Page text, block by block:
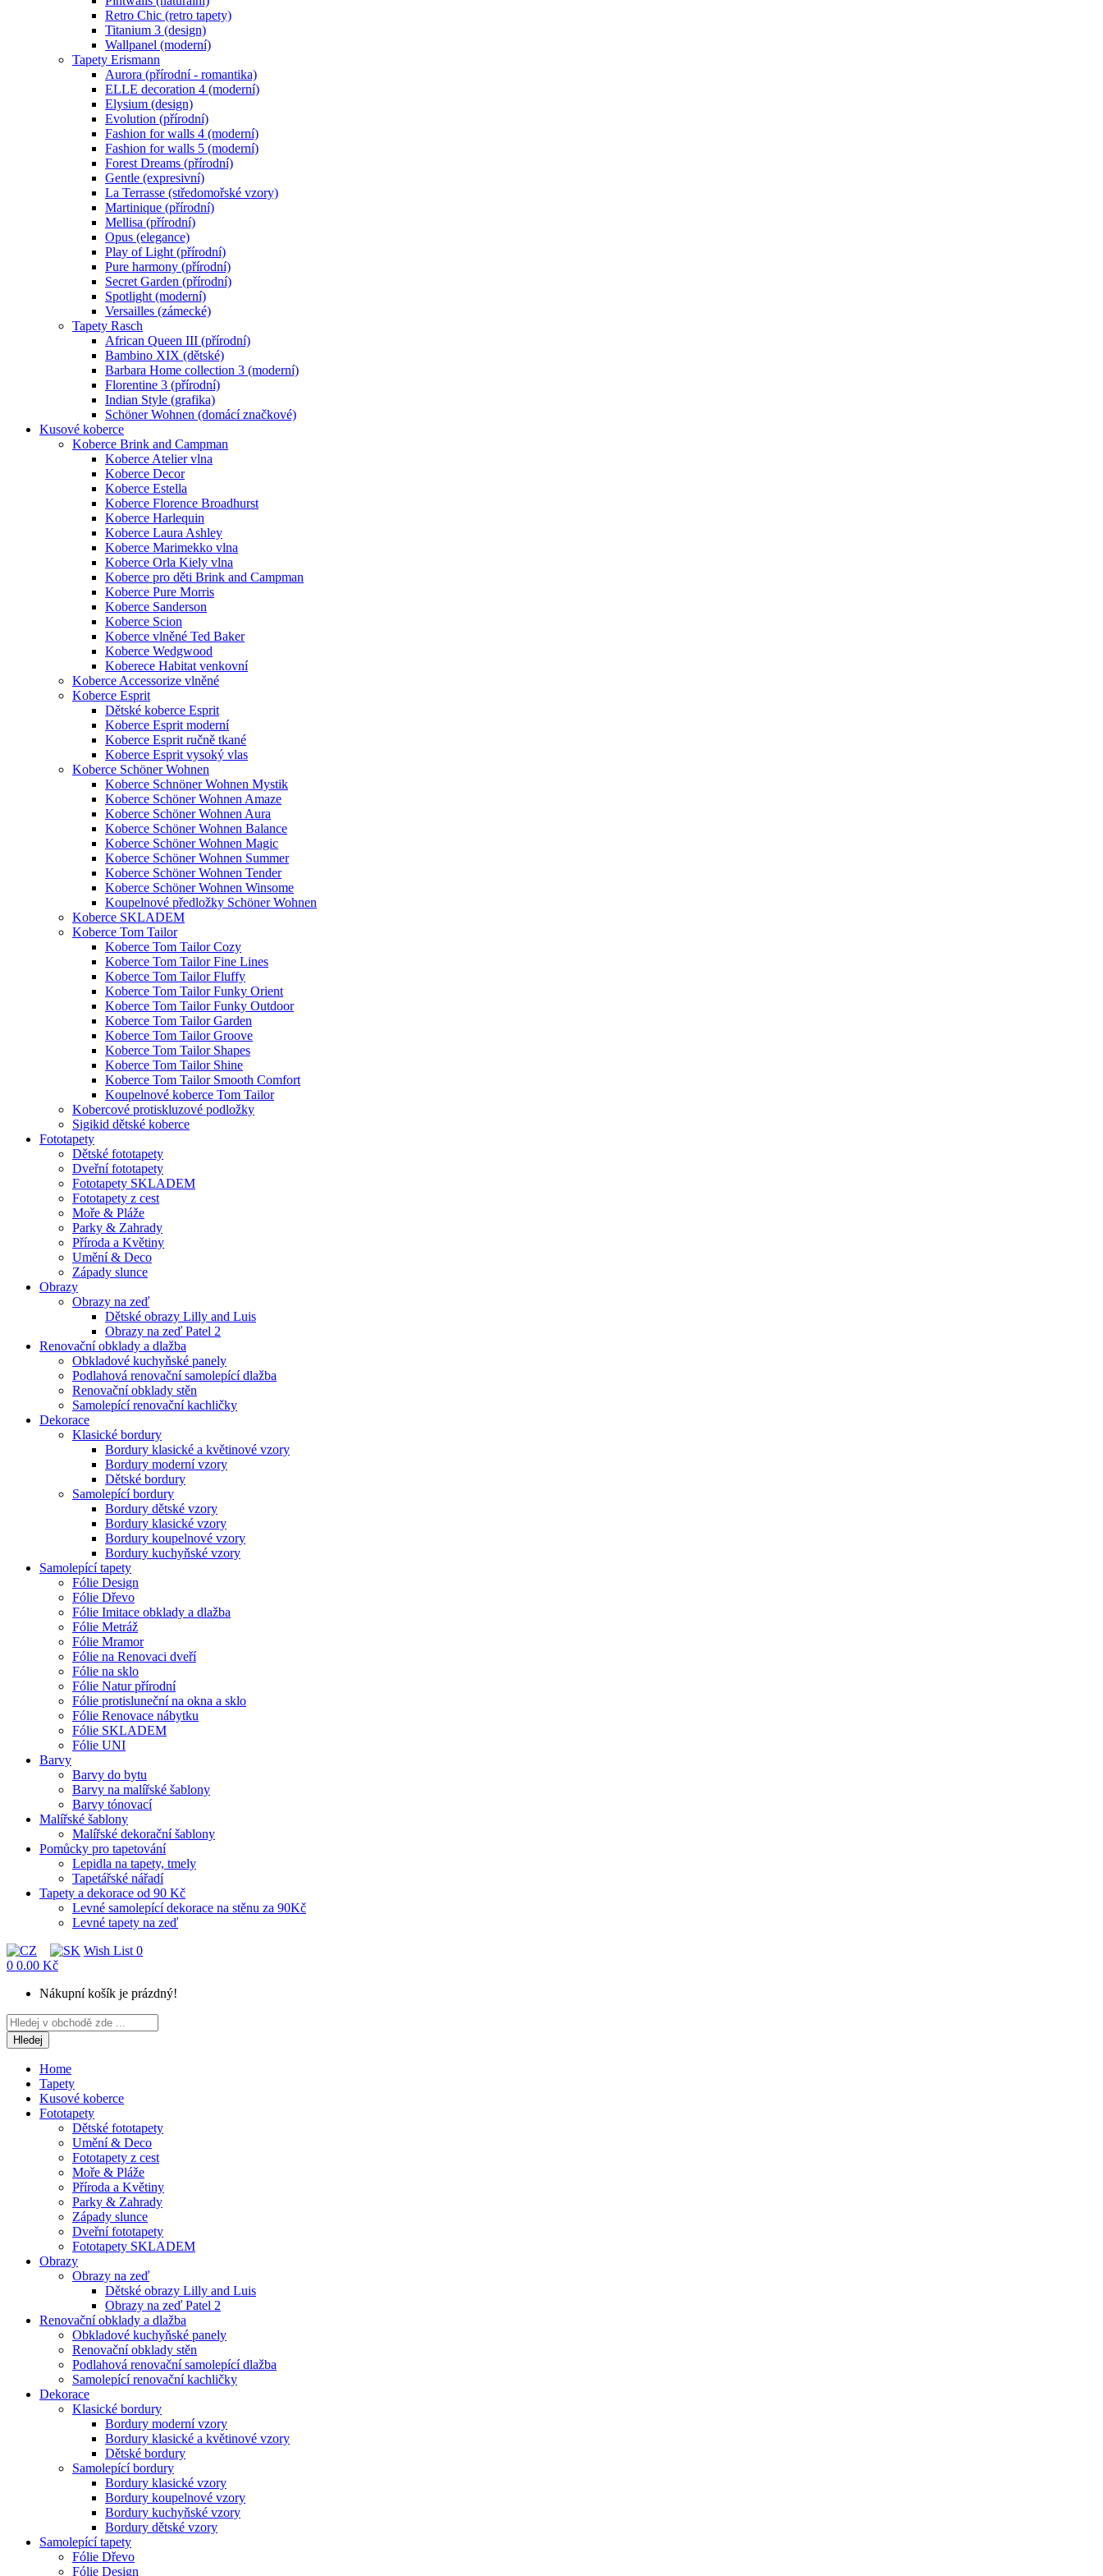
Retro Chic (retro tapety)
Titanium 3 (design)
Wallpanel (moderní)
Tapety Erismann
Aurora (přírodní - romantika)
ELLE decoration 4 (moderní)
Elysium (design)
Evolution (přírodní)
Fashion for walls 4 (moderní)
Fashion for walls 5 (moderní)
Forest Dreams (přírodní)
Gentle (expresivní)
La Terrasse (středomořské vzory)
Martinique (přírodní)
Mellisa (přírodní)
Opus (elegance)
Play of Light (přírodní)
Pure harmony (přírodní)
Secret Garden (přírodní)
Spotlight (moderní)
Versailles (zámecké)
Tapety Rasch
African Queen III (přírodní)
Bambino XIX (dětské)
Barbara Home collection 3 (moderní)
Florentine 3 (přírodní)
Indian Style (grafika)
Schöner Wohnen (domácí značkové)
Kusové koberce
Koberce Brink and Campman
Koberce Atelier vlna
Koberce Decor
Koberce Estella
Koberce Florence Broadhurst
Koberce Harlequin
Koberce Laura Ashley
Koberce Marimekko vlna
Koberce Orla Kiely vlna
Koberce pro děti Brink and Campman
Koberce Pure Morris
Koberce Sanderson
Koberce Scion
Koberce vlněné Ted Baker
Koberce Wedgwood
Koberece Habitat venkovní
Koberce Accessorize vlněné
Koberce Esprit
Dětské koberce Esprit
Koberce Esprit moderní
Koberce Esprit ručně tkané
Koberce Esprit vysoký vlas
Koberce Schöner Wohnen
Koberce Schnöner Wohnen Mystik
Koberce Schöner Wohnen Amaze
Koberce Schöner Wohnen Aura
Koberce Schöner Wohnen Balance
Koberce Schöner Wohnen Magic
Koberce Schöner Wohnen Summer
Koberce Schöner Wohnen Tender
Koberce Schöner Wohnen Winsome
Koupelnové předložky Schöner Wohnen
Koberce SKLADEM
Koberce Tom Tailor
Koberce Tom Tailor Cozy
Koberce Tom Tailor Fine Lines
Koberce Tom Tailor Fluffy
Koberce Tom Tailor Funky Orient
Koberce Tom Tailor Funky Outdoor
Koberce Tom Tailor Garden
Koberce Tom Tailor Groove
Koberce Tom Tailor Shapes
Koberce Tom Tailor Shine
Koberce Tom Tailor Smooth Comfort
Koupelnové koberce Tom Tailor
Kobercové protiskluzové podložky
Sigikid dětské koberce
Fototapety
Dětské fototapety
Dveřní fototapety
Fototapety SKLADEM
Fototapety z cest
Moře & Pláže
Parky & Zahrady
Příroda a Květiny
Umění & Deco
Západy slunce
Obrazy
Obrazy na zeď
Dětské obrazy Lilly and Luis
Obrazy na zeď Patel 2
Renovační obklady a dlažba
Obkladové kuchyňské panely
Podlahová renovační samolepící dlažba
Renovační obklady stěn
Samolepící renovační kachličky
Dekorace
Klasické bordury
Bordury klasické a květinové vzory
Bordury moderní vzory
Dětské bordury
Samolepící bordury
Bordury dětské vzory
Bordury klasické vzory
Bordury koupelnové vzory
Bordury kuchyňské vzory
Samolepící tapety
Fólie Design
Fólie Dřevo
Fólie Imitace obklady a dlažba
Fólie Metráž
Fólie Mramor
Fólie na Renovaci dveří
Fólie na sklo
Fólie Natur přírodní
Fólie protisluneční na okna a sklo
Fólie Renovace nábytku
Fólie SKLADEM
Fólie UNI
Barvy
Barvy do bytu
Barvy na malířské šablony
Barvy tónovací
Malířské šablony
Malířské dekorační šablony
Pomůcky pro tapetování
Lepidla na tapety, tmely
Tapetářské nářadí
Tapety a dekorace od 90 Kč
Levné samolepící dekorace na stěnu za 90Kč
Levné tapety na zeď
Wish List 0
0 0.00 Kč
Nákupní košík je prázdný!
Hledej
Home
Tapety
Kusové koberce
Fototapety
Dětské fototapety
Umění & Deco
Fototapety z cest
Moře & Pláže
Příroda a Květiny
Parky & Zahrady
Západy slunce
Dveřní fototapety
Fototapety SKLADEM
Obrazy
Obrazy na zeď
Dětské obrazy Lilly and Luis
Obrazy na zeď Patel 2
Renovační obklady a dlažba
Obkladové kuchyňské panely
Renovační obklady stěn
Podlahová renovační samolepící dlažba
Samolepící renovační kachličky
Dekorace
Klasické bordury
Bordury moderní vzory
Bordury klasické a květinové vzory
Dětské bordury
Samolepící bordury
Bordury klasické vzory
Bordury koupelnové vzory
Bordury kuchyňské vzory
Bordury dětské vzory
Samolepící tapety
Fólie Dřevo
Fólie Design